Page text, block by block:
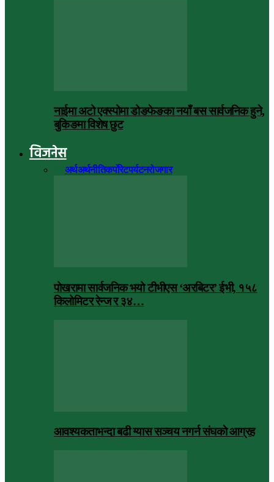
नाईमा अटो एक्स्पोमा डोङफेङका नयाँ बस सार्वजनिक हुने,
बुकिङमा विशेष छुट
विजनेस
अर्थअर्थनीतिकर्पोरेटपर्यटनरोजगार
पोखरामा सार्वजनिक भयो टीभीएस ‘अरबिटर’ ईभी, १५८
किलोमिटर रेन्ज र ३४…
आवश्यकताभन्दा बढी ग्यास सञ्चय नगर्न संघकाे आग्रह